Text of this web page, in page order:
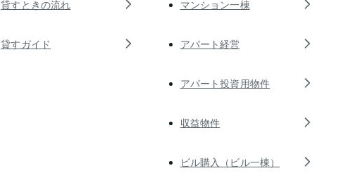
貸すときの流れ
貸すガイド
マンション一棟
アパート経営
アパート投資用物件
収益物件
ビル購入（ビル一棟）